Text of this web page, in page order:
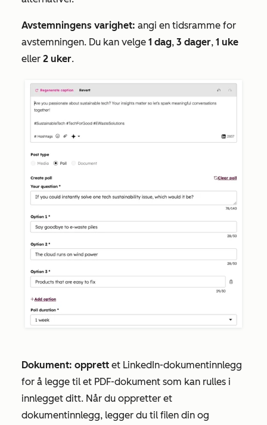
Avstemningens varighet: angi en tidsramme for
avstemningen. Du kan velge 1 dag, 3 dager, 1 uke
eller 2 uker.
Dokument: opprett et LinkedIn-dokumentinnlegg
for å legge til et PDF-dokument som kan rulles i
innlegget ditt. Når du oppretter et
dokumentinnlegg, legger du til filen din og